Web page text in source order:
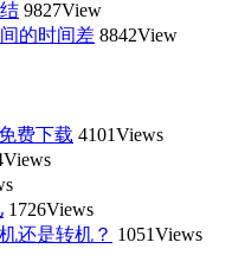
9827View
的时间差 8842View
费下载 4101Views
1726Views
还是转机？ 1051Views